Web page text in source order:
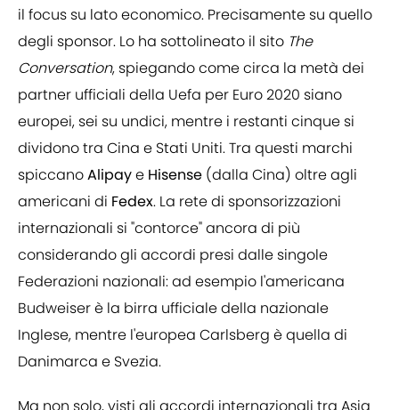
il focus su lato economico. Precisamente su quello
degli sponsor. Lo ha sottolineato il sito The
Conversation, spiegando come circa la metà dei
partner ufficiali della Uefa per Euro 2020 siano
europei, sei su undici, mentre i restanti cinque si
dividono tra Cina e Stati Uniti. Tra questi marchi
spiccanoAlipaye Hisense (dalla Cina) oltre agli
americani di Fedex. La rete di sponsorizzazioni
internazionali si "contorce" ancora di più
considerando gli accordi presi dalle singole
Federazioni nazionali: ad esempio l'americana
Budweiser è la birra ufficiale della nazionale
Inglese, mentre l'europea Carlsberg è quella di
Danimarca e Svezia.